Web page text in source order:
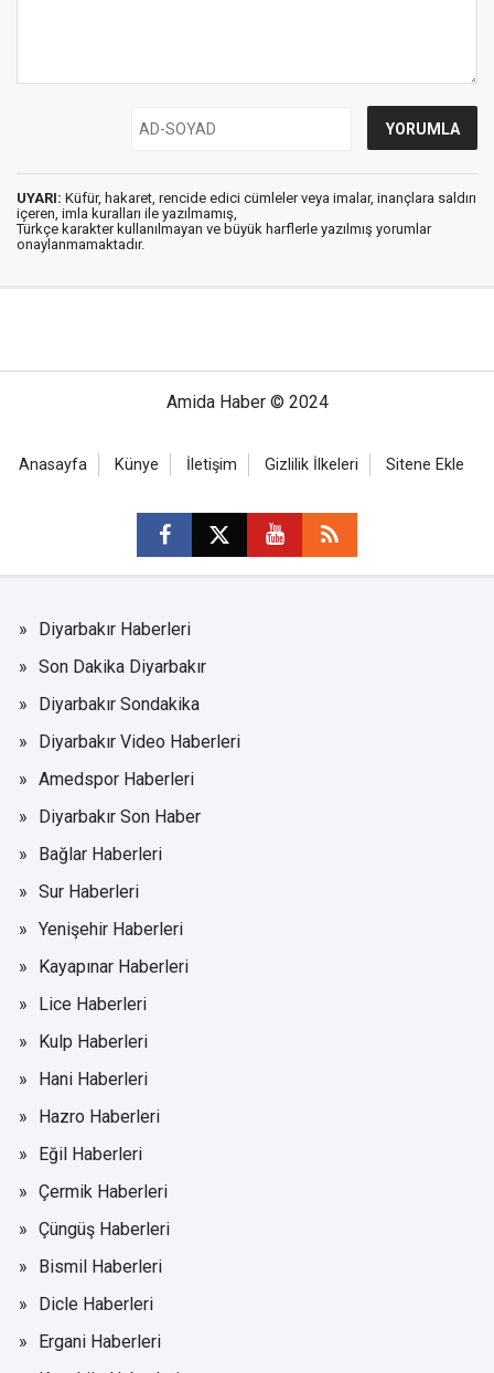
UYARI: Küfür, hakaret, rencide edici cümleler veya imalar, inançlara saldırı
içeren, imla kuralları ile yazılmamış,
Türkçe karakter kullanılmayan ve büyük harflerle yazılmış yorumlar
onaylanmamaktadır.
Amida Haber © 2024
Anasayfa Künye İletişim Gizlilik İlkeleri Sitene Ekle
Diyarbakır Haberleri
Son Dakika Diyarbakır
Diyarbakır Sondakika
Diyarbakır Video Haberleri
Amedspor Haberleri
Diyarbakır Son Haber
Bağlar Haberleri
Sur Haberleri
Yenişehir Haberleri
Kayapınar Haberleri
Lice Haberleri
Kulp Haberleri
Hani Haberleri
Hazro Haberleri
Eğil Haberleri
Çermik Haberleri
Çüngüş Haberleri
Bismil Haberleri
Dicle Haberleri
Ergani Haberleri